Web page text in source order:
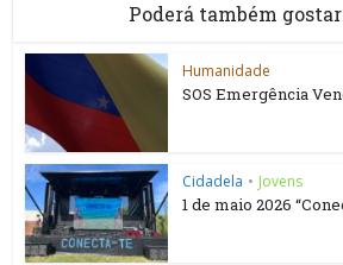
Poderá também
Humanidade
SOS Emergência
Cidadela • Jovens
1 de maio 2026